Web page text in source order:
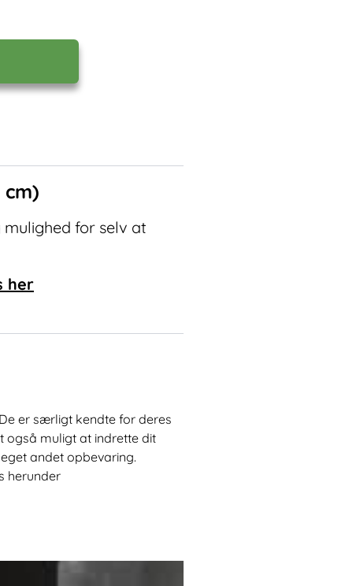
cm)
mulighed for selv at
her
er særligt kendte for deres
også muligt at indrette dit
andet opbevaring.
herunder